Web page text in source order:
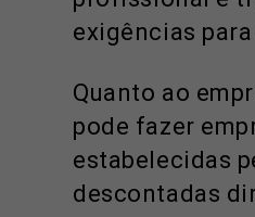
exigências
Quanto ao
pode fazer
estabelecidas
descontadas